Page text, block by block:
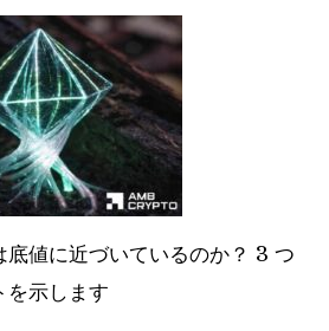
底値に近づいているのか？ 3 つ
を示します